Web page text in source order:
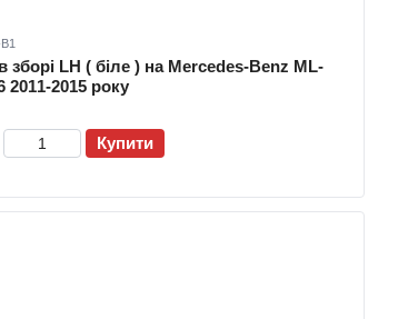
зборі LH ( біле ) на Mercedes-Benz ML-
2011-2015 року
Купити